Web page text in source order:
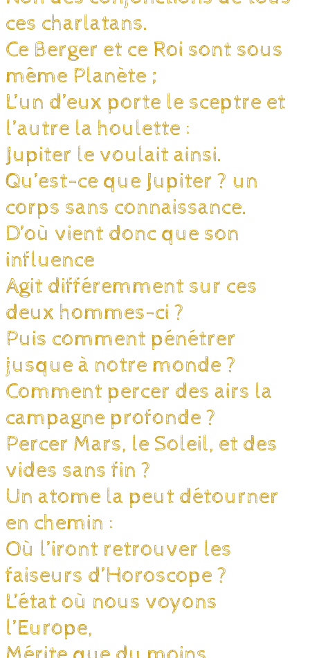
ces charlatans.
Ce Berger et ce Roi sont sous
même Planète ;
L’un d’eux porte le sceptre et
l’autre la houlette :
Jupiter le voulait ainsi.
Qu’est-ce que Jupiter ? un
corps sans connaissance.
D’où vient donc que son
influence
Agit différemment sur ces
deux hommes-ci ?
Puis comment pénétrer
jusque à notre monde ?
Comment percer des airs la
campagne profonde ?
Percer Mars, le Soleil, et des
vides sans fin ?
Un atome la peut détourner
en chemin :
Où l’iront retrouver les
faiseurs d’Horoscope ?
L’état où nous voyons
l’Europe,